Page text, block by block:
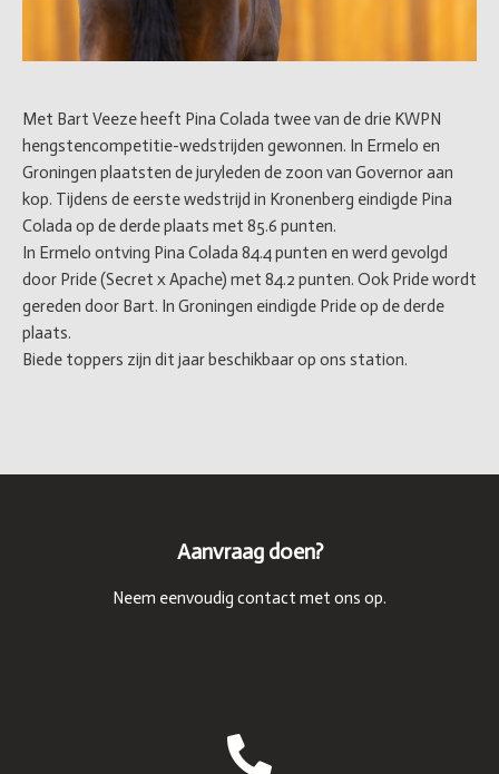
Met Bart Veeze heeft Pina Colada twee van de drie KWPN
hengstencompetitie-wedstrijden gewonnen. In Ermelo en
Groningen plaatsten de juryleden de zoon van Governor aan
kop. Tijdens de eerste wedstrijd in Kronenberg eindigde Pina
Colada op de derde plaats met 85.6 punten.
In Ermelo ontving Pina Colada 84.4 punten en werd gevolgd
door Pride (Secret x Apache) met 84.2 punten. Ook Pride wordt
gereden door Bart. In Groningen eindigde Pride op de derde
plaats.
Biede toppers zijn dit jaar beschikbaar op ons station.
Aanvraag doen?
Neem eenvoudig contact met ons op.